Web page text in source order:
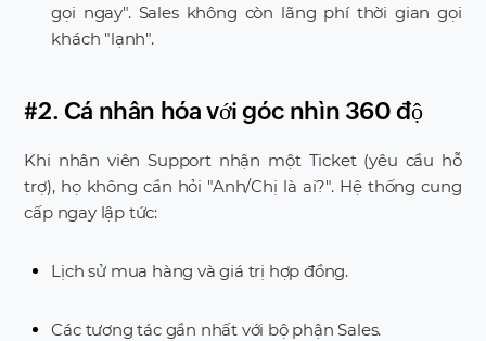
gọi ngay". Sales không còn lãng phí thời gian gọi
khách "lạnh".
#2. Cá nhân hóa với góc nhìn 360 độ
Khi nhân viên Support nhận một Ticket (yêu cầu hỗ
trợ), họ không cần hỏi "Anh/Chị là ai?". Hệ thống cung
cấp ngay lập tức:
Lịch sử mua hàng và giá trị hợp đồng.
Các tương tác gần nhất với bộ phận Sales.